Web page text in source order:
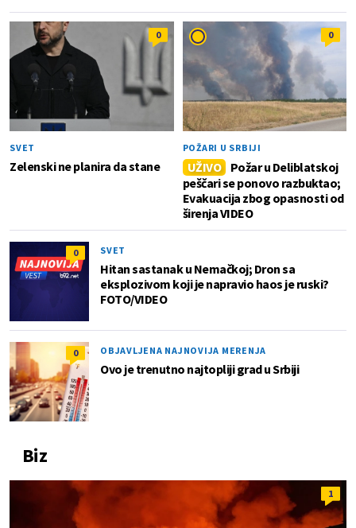
0
SVET
Zelenski ne planira da stane
0
POŽARI U SRBIJI
UŽIVO
Požar u Deliblatskoj
peščari se ponovo razbuktao;
Evakuacija zbog opasnosti od
širenja VIDEO
0 SVET
Hitan sastanak u Nemačkoj; Dron sa
eksplozivom koji je napravio haos je ruski?
FOTO/VIDEO
0 OBJAVLJENA NAJNOVIJA MERENJA
Ovo je trenutno najtopliji grad u Srbiji
Biz
1